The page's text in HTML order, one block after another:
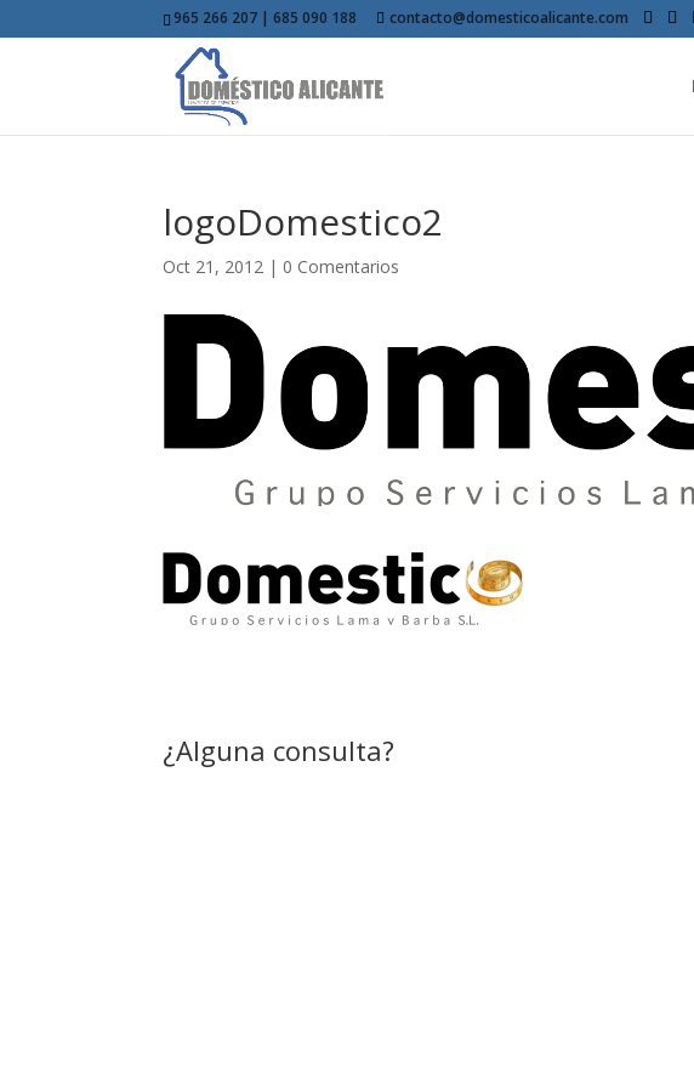
965 266 207 | 685 090 188 contacto@domesticoalicante.com
logoDomestico2
Oct 21, 2012 | 0 Comentarios
¿Alguna consulta?